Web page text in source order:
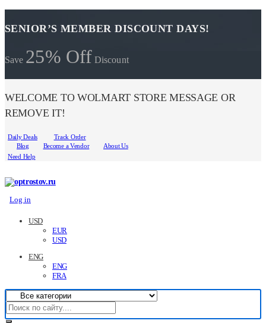
SENIOR’S MEMBER DISCOUNT DAYS!
Save 25% Off Discount
WELCOME TO WOLMART STORE MESSAGE OR
REMOVE IT!
Daily Deals
Track Order
Blog
Become a Vendor
About Us
Need Help
Log in
USD
EUR
USD
ENG
ENG
FRA